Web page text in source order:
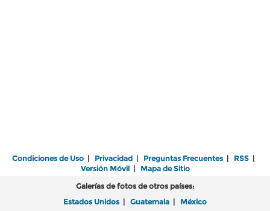
Condiciones de Uso | Privacidad | Preguntas Frecuentes | RSS |
Versión Móvil| Mapa de Sitio
Galerías de fotos de otros países:
Estados Unidos | Guatemala | México